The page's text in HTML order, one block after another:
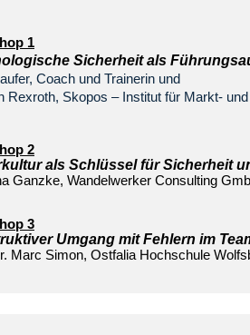
1
Sicherheit als
Coach und Trainerin und
Rexroth, Skopos – Institut für Markt-
2
als Schlüssel für Sicherheit
Ganzke, Wandelwerker Consulting
3
Umgang mit Fehlern im
Marc Simon, Ostfalia Hochschule